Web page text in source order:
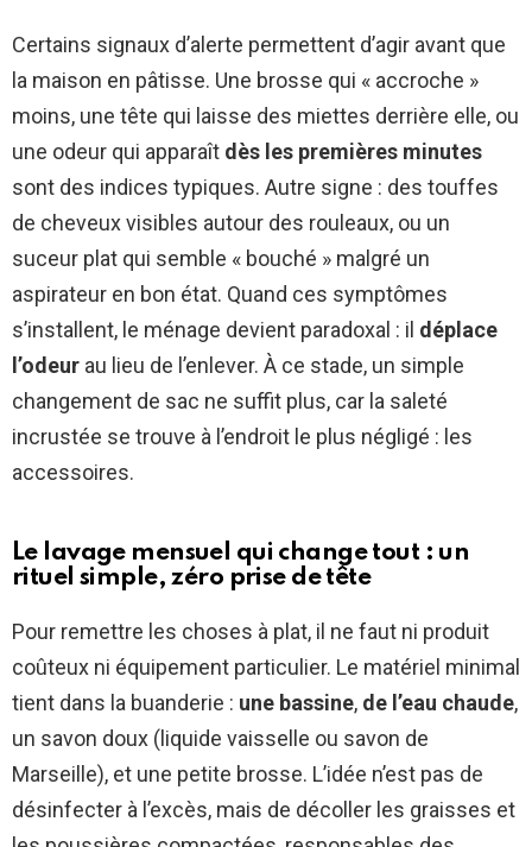
Certains signaux d’alerte permettent d’agir avant que
la maison en pâtisse. Une brosse qui « accroche »
moins, une tête qui laisse des miettes derrière elle, ou
une odeur qui apparaît dès les premières minutes
sont des indices typiques. Autre signe : des touffes
de cheveux visibles autour des rouleaux, ou un
suceur plat qui semble « bouché » malgré un
aspirateur en bon état. Quand ces symptômes
s’installent, le ménage devient paradoxal : il déplace
l’odeur au lieu de l’enlever. À ce stade, un simple
changement de sac ne suffit plus, car la saleté
incrustée se trouve à l’endroit le plus négligé : les
accessoires.
Le lavage mensuel qui change tout : un
rituel simple, zéro prise de tête
Pour remettre les choses à plat, il ne faut ni produit
coûteux ni équipement particulier. Le matériel minimal
tient dans la buanderie : une bassine, de l’eau chaude,
un savon doux (liquide vaisselle ou savon de
Marseille), et une petite brosse. L’idée n’est pas de
désinfecter à l’excès, mais de décoller les graisses et